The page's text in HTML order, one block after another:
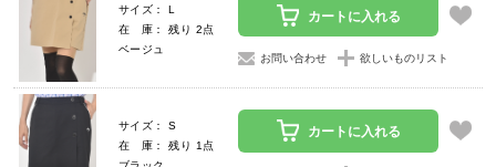
サイズ： L
在 庫： 残り 2点
ベージュ
カートに入れる
お問い合わせ 欲しいものリスト
サイズ： S
在 庫： 残り 1点
カートに入れる